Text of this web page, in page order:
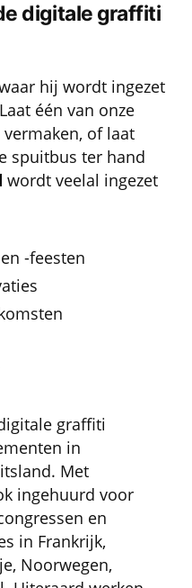
digitale graffiti
hij wordt ingezet
één van onze
of laat
spuitbus ter hand
wordt veelal ingezet
-feesten
graffiti
in
Met
ingehuurd voor
en
in Frankrijk,
Noorwegen,